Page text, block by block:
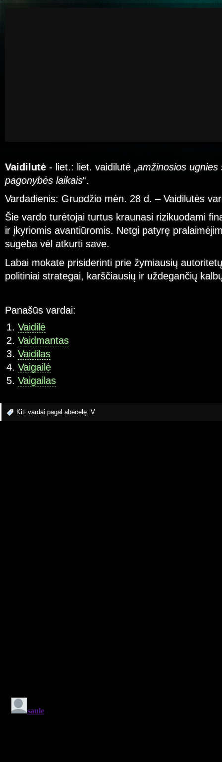
Vaidilutė - liet.: liet. vaidilutė „amžinosios ugnies
pagonybės laikais“.
Vardadienis: Gruodžio mėn. 28 d. – Vaidilutės
Šie vardo turėtojai turtus kraunasi rizikuodami
ir įkyriomis avantiūromis. Netgi patyrę
sugeba vėl atkurti save.
Labai mokate prisiderinti prie žymiausių
politiniai strategai, karščiausių ir uždegančių
Panašūs vardai:
Vaidilė
Vaidmantas
Vaidilas
Vaigailė
Vaigailas
Kiti vardai pagal abėcėlę: V